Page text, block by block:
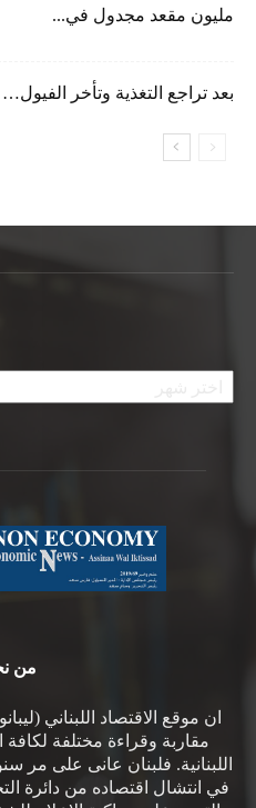
مليون مقعد مجدول في...
بعد تراجع التغذية وتأخر
الأرشيف
من
ان موقع الاقتصاد اللبناني
مقاربة وقراءة مختلفة لكافة
اللبنانية. فلبنان عانى على مر
في انتشال اقتصاده من دائرة